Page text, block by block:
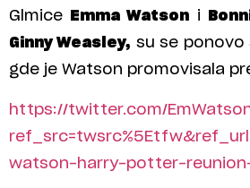
Glmice Emma Watson i
Ginny Weasley, su se ponovo
gde je Watson promovisala
https://twitter.com/
watson-harry-potter-